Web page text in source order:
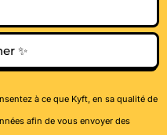
✨
à ce que Kyft, en sa qualité de
afin de vous envoyer des